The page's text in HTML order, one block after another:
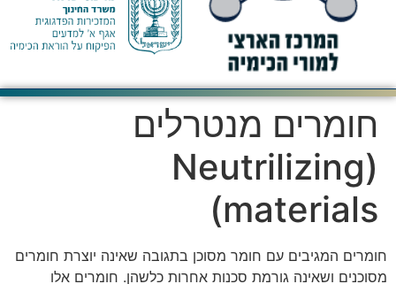
חומרים מנטרלים
(Neutrilizing
materials)
חומרים המגיבים עם חומר מסוכן בתגובה שאינה יוצרת חומרים
מסוכנים ושאינה גורמת סכנות אחרות כלשהן. חומרים אלו